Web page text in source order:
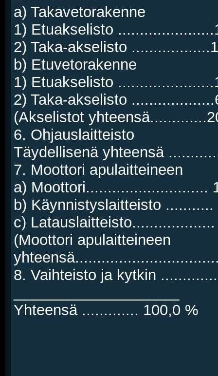
a) Takavetorakenne
1) Etuakselisto
2) Taka-akselisto
b) Etuvetorakenne
1) Etuakselisto
2) Taka-akselisto
(Akselistot
6. Ohjauslaitteisto
Täydellisenä yhteensä
7. Moottori apulaitteineen
a) Moottori............................
b) Käynnistyslaitteisto ...........
c)
(Moottori apulaitteineen
8. Vaihteisto ja kytkin
Yhteensä ............. 100,0 %